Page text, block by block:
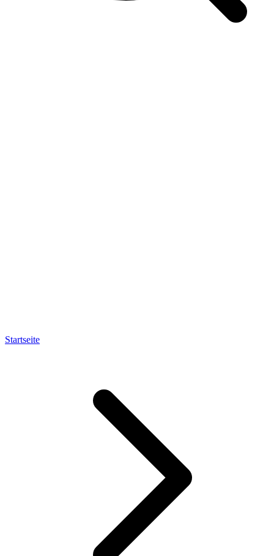
Startseite